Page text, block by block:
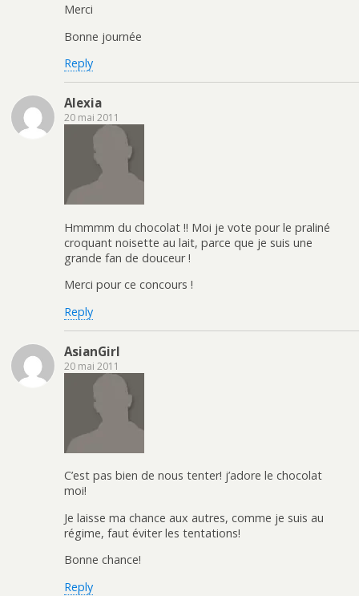
Merci
Bonne journée
Reply
Alexia
20 mai 2011
Hmmmm du chocolat !! Moi je vote pour le praliné
croquant noisette au lait, parce que je suis une
grande fan de douceur !
Merci pour ce concours !
Reply
AsianGirl
20 mai 2011
C’est pas bien de nous tenter! j’adore le chocolat
moi!
Je laisse ma chance aux autres, comme je suis au
régime, faut éviter les tentations!
Bonne chance!
Reply